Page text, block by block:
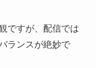
ですが、配信では
ランスが絶妙で